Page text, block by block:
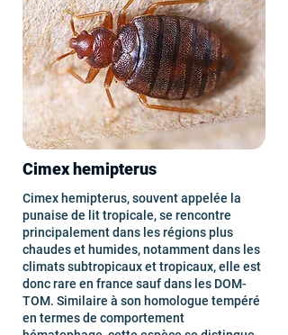
Cimex hemipterus
Cimex hemipterus, souvent appelée la
punaise de lit tropicale, se rencontre
principalement dans les régions plus
chaudes et humides, notamment dans les
climats subtropicaux et tropicaux, elle est
donc rare en france sauf dans les DOM-
TOM. Similaire à son homologue tempéré
en termes de comportement